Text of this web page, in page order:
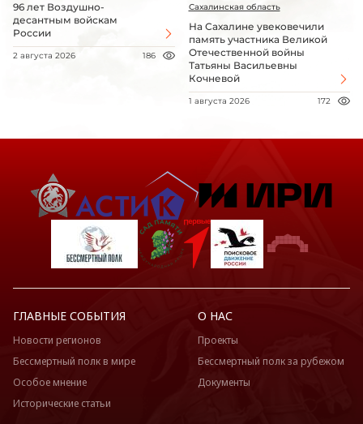
96 лет Воздушно-
десантным войскам
России
2 августа 2026 186
Сахалинская область
На Сахалине увековечили
память участника Великой
Отечественной войны
Татьяны Васильевны
Кочневой
1 августа 2026 172
ГЛАВНЫЕ СОБЫТИЯ
Новости регионов
Бессмертный полк в мире
Особое мнение
Исторические статьи
О НАС
Проекты
Бессмертный полк за рубежом
Документы